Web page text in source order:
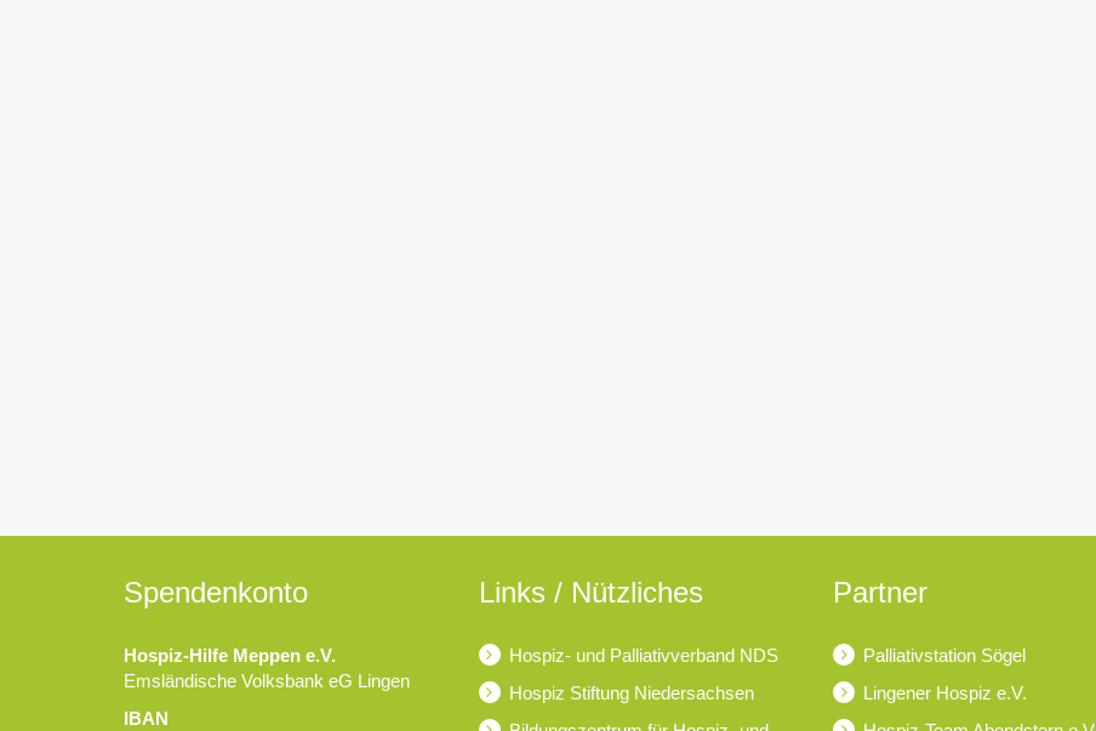
Spendenkonto
Hospiz-Hilfe Meppen e.V.
Emsländische Volksbank eG Lingen
IBAN
Links / Nützliches
Hospiz- und Palliativverband NDS
Hospiz Stiftung Niedersachsen
Partner
Palliativstation Sögel
Lingener Hospiz e.V.